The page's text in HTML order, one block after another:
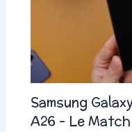
Samsung
A26 – Le